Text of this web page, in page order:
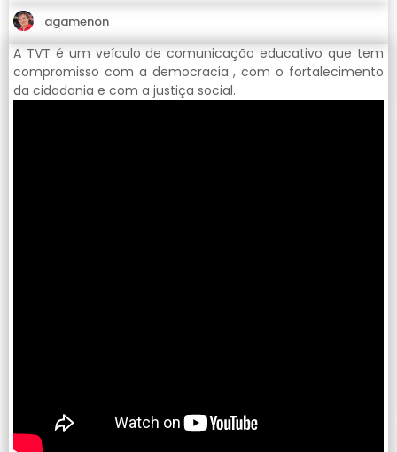
agamenon
A TVT é um veículo de comunicação educativo que tem
compromisso com a democracia , com o fortalecimento
da cidadania e com a justiça social.